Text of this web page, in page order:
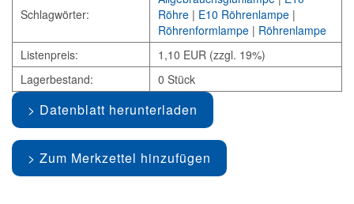
Schlagwörter:
Röhre | E10 Röhrenlampe |
Röhrenformlampe | Röhrenlampe
Listenpreis:
1,10 EUR (zzgl. 19%)
Lagerbestand:
0 Stück
Datenblatt herunterladen
Zum Merkzettel hinzufügen